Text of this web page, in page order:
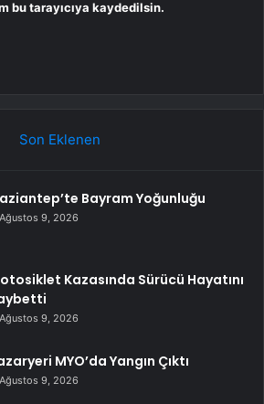
bu tarayıcıya kaydedilsin.
Son Eklenen
Bayram Yoğunluğu
Ağustos 9, 2026
Kazasında Sürücü Hayatını
Ağustos 9, 2026
MYO’da Yangın Çıktı
Ağustos 9, 2026